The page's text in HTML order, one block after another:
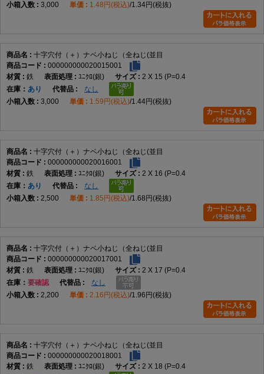
3,000
1.48円(税込) 1.34円(税抜)
十字穴付（＋）ナベ小ねじ（全ねじ(並目
000000000020015001
鉄
ﾕﾆｸﾛ(銀)
2 X 15 (P=0.4
在庫
あり
なし
3,000
1.59円(税込) 1.44円(税抜)
十字穴付（＋）ナベ小ねじ（全ねじ(並目
000000000020016001
鉄
ﾕﾆｸﾛ(銀)
2 X 16 (P=0.4
在庫
あり
なし
2,500
1.85円(税込) 1.68円(税抜)
十字穴付（＋）ナベ小ねじ（全ねじ(並目
000000000020017001
鉄
ﾕﾆｸﾛ(銀)
2 X 17 (P=0.4
在庫
要確認
なし
2,200
2.16円(税込) 1.96円(税抜)
十字穴付（＋）ナベ小ねじ（全ねじ(並目
000000000020018001
鉄
ﾕﾆｸﾛ(銀)
2 X 18 (P=0.4